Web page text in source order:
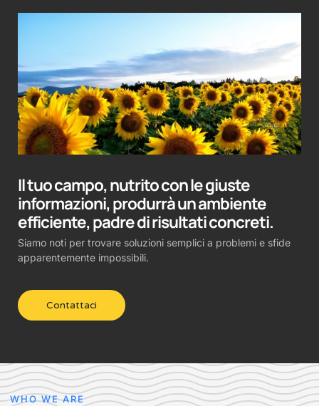
Il tuo campo, nutrito con le giuste
informazioni, produrrà un ambiente
efficiente, padre di risultati concreti.
Siamo noti per trovare soluzioni semplici a problemi e sfide
apparentemente impossibili.
Contattaci
WHO WE ARE